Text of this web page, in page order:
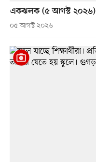
একঝলক (৫ আগস্ট ২০২৬)
০৫ আগস্ট ২০২৬